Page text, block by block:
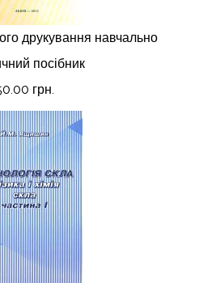
друкування навчально
посібник
грн.